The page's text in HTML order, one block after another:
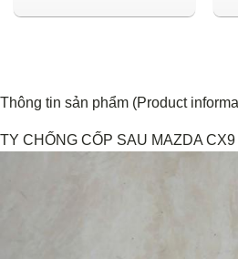
Thông tin sản phẩm (Product
TY CHỐNG CỐP SAU MAZDA